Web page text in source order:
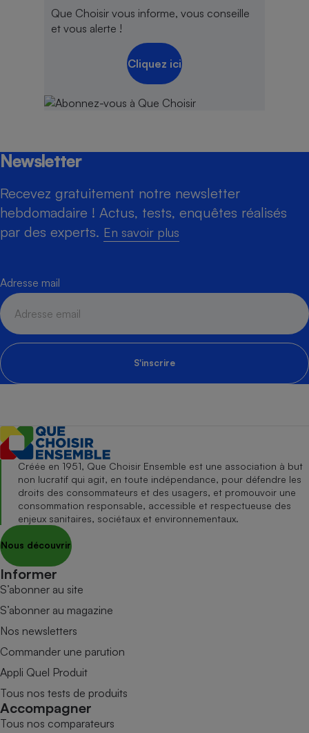
Que Choisir vous informe, vous conseille
et vous alerte !
Cliquez ici
Newsletter
Recevez gratuitement notre newsletter
hebdomadaire ! Actus, tests, enquêtes réalisés
par des experts. En savoir plus
Adresse mail
S'inscrire
Créée en 1951, Que Choisir Ensemble est une association à but
non lucratif qui agit, en toute indépendance, pour défendre les
droits des consommateurs et des usagers, et promouvoir une
consommation responsable, accessible et respectueuse des
enjeux sanitaires, sociétaux et environnementaux.
Nous découvrir
Informer
S’abonner au site
S’abonner au magazine
Nos newsletters
Commander une parution
Appli Quel Produit
Tous nos tests de produits
Accompagner
Tous nos comparateurs